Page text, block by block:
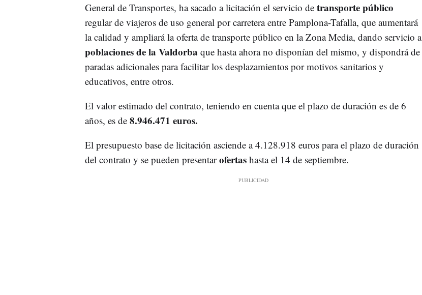
General de Transportes, ha sacado a licitación el servicio detransporte público
regular de viajeros de uso general por carretera entre Pamplona-Tafalla, que aumentará
la calidad y ampliará la oferta de transporte público en la Zona Media, dando servicio a
poblaciones de la Valdorba que hasta ahora no disponían del mismo, y dispondrá de
paradas adicionales para facilitar los desplazamientos por motivos sanitarios y
educativos, entre otros.
El valor estimado del contrato, teniendo en cuenta que el plazo de duración es de 6
años, es de8.946.471 euros.
El presupuesto base de licitación asciende a 4.128.918 euros para el plazo de duración
del contrato y se pueden presentarofertas hasta el 14 de septiembre.